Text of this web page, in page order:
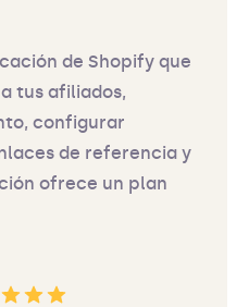
de Shopify que
tus afiliados,
configurar
de referencia y
ofrece un plan